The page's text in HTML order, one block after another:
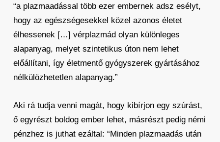
“a plazmaadással több ezer embernek adsz esélyt,
hogy az egészségesekkel közel azonos életet
élhessenek […] vérplazmád olyan különleges
alapanyag, melyet szintetikus úton nem lehet
előállítani, így életmentő gyógyszerek gyártásához
nélkülözhetetlen alapanyag.”
Aki rá tudja venni magát, hogy kibírjon egy szúrást,
ő egyrészt boldog ember lehet, másrészt pedig némi
pénzhez is juthat ezáltal: “Minden plazmaadás után